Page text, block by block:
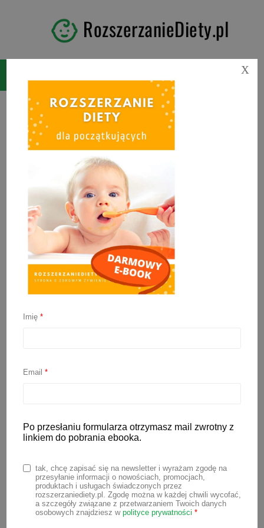
RozszerzanieDiety.pl
Ciasteczka z ciecierzycy
rozpływające się w ustach ciasteczka z
potrzebujesz więcej przepisów bogatych
w żelazo, zerknij tutaj:Przepisy bogate w
⠀⠀
Przepyszne ciasteczka z ciecierzycy.
Imię*
Email*
Po przesłaniu formularza otrzymasz mail zwrotny z
linkiem do pobrania ebooka.
tak, chcę zapisać się na newsletter i wyrażam zgodę na
przesyłanie informacji o nowościach, promocjach,
produktach i usługach świadczonych przez
rozszerzaniediety.pl. Zgodę można w każdej chwili wycofać,
a szczegóły związane z przetwarzaniem Twoich danych
osobowych znajdziesz w polityce prywatności *
X